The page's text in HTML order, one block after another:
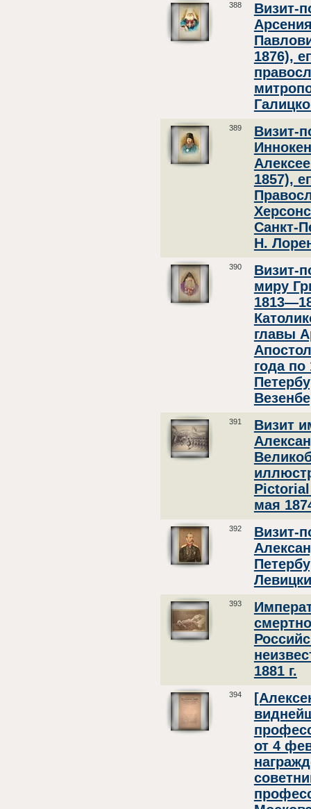
388
Визит-
1876),
389
Визит-
1857),
Санкт-
Н.
390
Визит-
миру
главы
года по
391
Визит
мая
392
Визит-
393
1881 г.
394
от 4